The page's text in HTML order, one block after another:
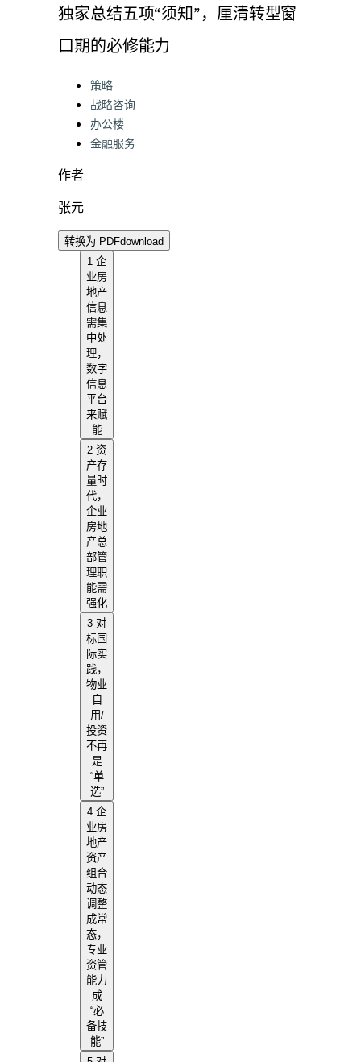
独家总结五项“须知”，厘清转型窗
口期的必修能力
Categories:
策略
战略咨询
办公楼
金融服务
作者
张元
转换为 PDFdownload
1 企
业房
地产
信息
需集
中处
理，
数字
信息
平台
来赋
能
2 资
产存
量时
代，
企业
房地
产总
部管
理职
能需
强化
3 对
标国
际实
践，
物业
自
用/
投资
不再
是
“单
选”
4 企
业房
地产
资产
组合
动态
调整
成常
态，
专业
资管
能力
成
“必
备技
能”